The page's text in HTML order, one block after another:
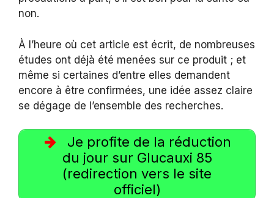
non.
À l’heure où cet article est écrit, de nombreuses
études ont déjà été menées sur ce produit ; et
même si certaines d’entre elles demandent
encore à être confirmées, une idée assez claire
se dégage de l’ensemble des recherches.
Je profite de la réduction
du jour sur Glucauxi 85
(redirection vers le site
officiel)